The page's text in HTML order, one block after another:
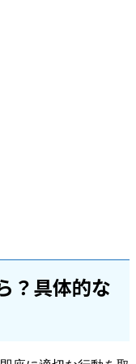
？具体的な